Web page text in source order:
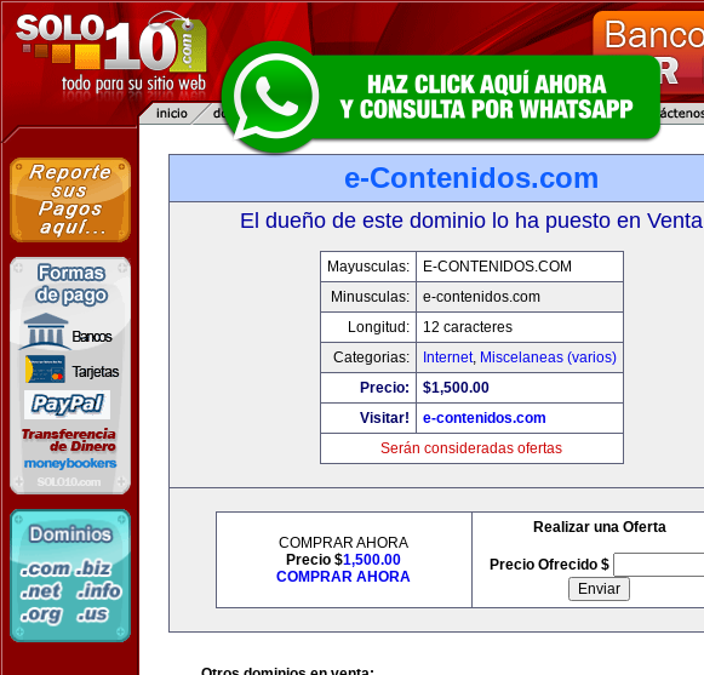
e-Contenidos.com
El dueño de este dominio lo ha puesto en Venta
Mayusculas:
E-CONTENIDOS.COM
Minusculas:
e-contenidos.com
Longitud:
12 caracteres
Categorias:
Internet, Miscelaneas (varios)
Precio:
$1,500.00
Visitar!
e-contenidos.com
Serán consideradas ofertas
COMPRAR AHORA
Precio $1,500.00
COMPRAR AHORA
Realizar una Oferta
Precio Ofrecido $